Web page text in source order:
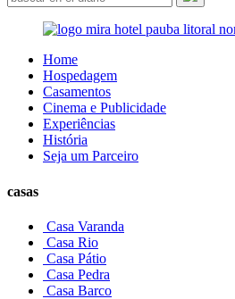
Home
Hospedagem
Casamentos
Cinema e Publicidade
Experiências
História
Seja um Parceiro
casas
Casa Varanda
Casa Rio
Casa Pátio
Casa Pedra
Casa Barco